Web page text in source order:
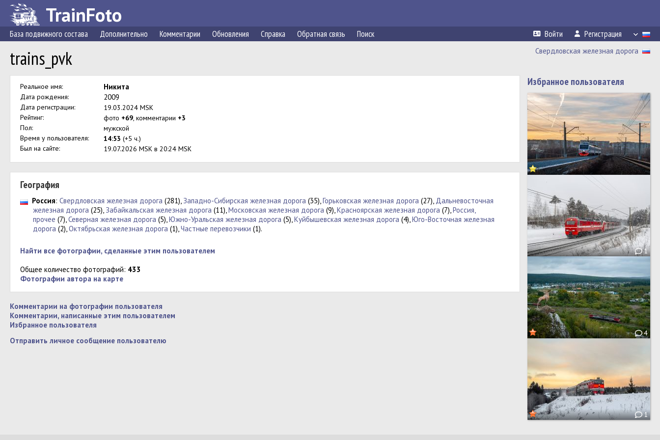
TrainFoto
База подвижного состава Дополнительно Комментарии Обновления Справка Обратная связь Поиск Войти Регистрация
Свердловская железная дорога
trains_pvk
Реальное имя: Никита
Дата рождения: 2009
Дата регистрации:
19.03.2024 MSK
Рейтинг:
фото +69, комментарии +3
Пол:
мужской
Время у пользователя:
14:53 (+5 ч.)
Был на сайте:
19.07.2026 MSK в 20:24 MSK
География
Россия: Свердловская железная дорога (281), Западно-Сибирская железная дорога (35),Горьковская железная дорога (27), Дальневосточная
железная дорога (25), Забайкальская железная дорога (11),Московская железная дорога (9),Красноярская железная дорога (7),Россия,
прочее (7),Северная железная дорога (5),Южно-Уральская железная дорога (5),Куйбышевская железная дорога (4),Юго-Восточная железная
дорога (2),Октябрьская железная дорога (1),Частные перевозчики (1).
Найти все фотографии, сделанные этим пользователем
Общее количество фотографий: 433
Фотографии автора на карте
Комментарии на фотографии пользователя
Комментарии, написанные этим пользователем
Избранное пользователя
Отправить личное сообщение пользователю
Избранное пользователя
1
4
1